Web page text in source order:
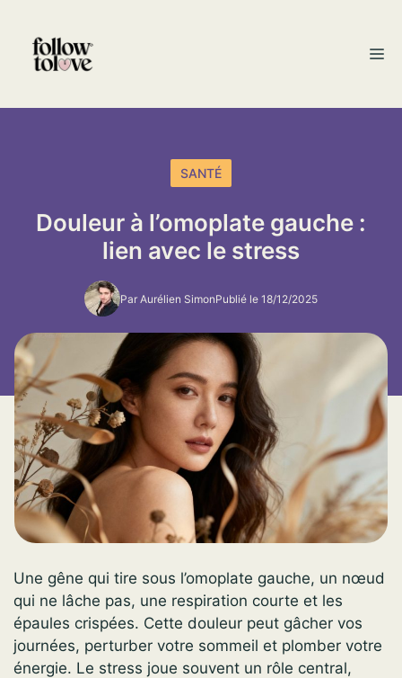
contenu
SANTÉ
Douleur à l’omoplate gauche :
lien avec le stress
Par Aurélien SimonPublié le 18/12/2025
Une gêne qui tire sous l’omoplate gauche, un nœud
qui ne lâche pas, une respiration courte et les
épaules crispées. Cette douleur peut gâcher vos
journées, perturber votre sommeil et plomber votre
énergie. Le stress joue souvent un rôle central,